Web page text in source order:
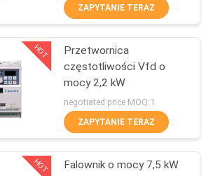
31
ZAPYTANIE TERAZ
HOT
Przetwornica
częstotliwości Vfd o
mocy 2,2 kW
negotiated price MOQ:1
ZAPYTANIE TERAZ
HOT Falownik o mocy 7,5 kW